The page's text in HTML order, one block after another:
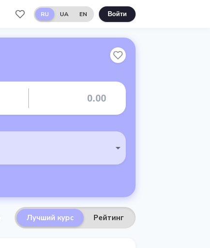
RU UA EN Войти
Лучший курс Рейтинг